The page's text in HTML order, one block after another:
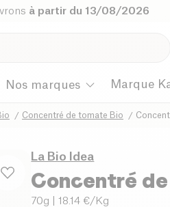
à partir du 13/08/2026
Nos marques Marque
Concentré de tomate Bio
La Bio Idea
Concentré
70g | 18.14 €/Kg